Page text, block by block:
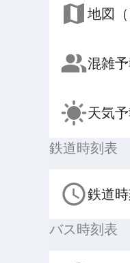
地図（
混雑予
天気
鉄道時刻表
鉄道
バス時刻表